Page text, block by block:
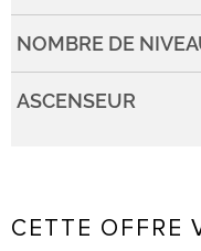
NOMBRE DE
ASCENSEUR
CETTE OFFRE